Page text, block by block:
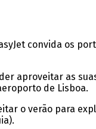
convida os
aproveitar as
de Lisboa.
o verão para